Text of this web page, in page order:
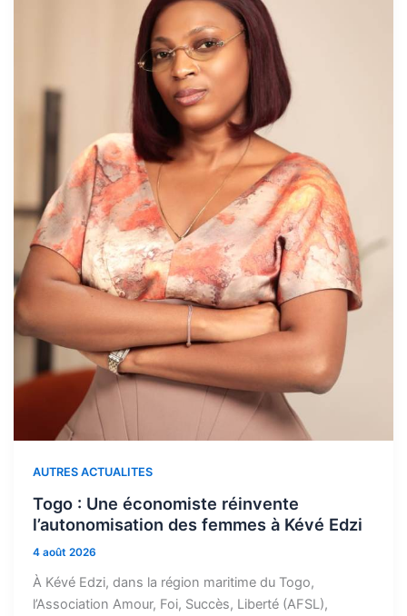
AUTRES ACTUALITES
Togo : Une économiste réinvente
l’autonomisation des femmes à Kévé Edzi
4 août 2026
À Kévé Edzi, dans la région maritime du Togo,
l’Association Amour, Foi, Succès, Liberté (AFSL),